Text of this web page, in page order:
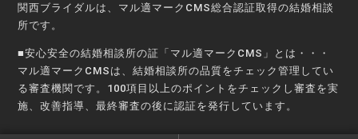
関西ブライダルは、マル適マークCMS総合認証取得の結婚相談
所です。
■安心安全の結婚相談所の証「マル適マークCMS」とは・・・
マル適マークCMSは、結婚相談所の品質をチェック管理してい
る審査機関です。100項目以上のポイントをチェックし審査を実
施、改善指導、最終審査の後に認証を発行しています。